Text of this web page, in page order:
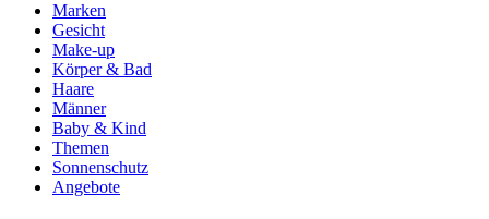
Marken
Gesicht
Make-up
Körper & Bad
Haare
Männer
Baby & Kind
Themen
Sonnenschutz
Angebote